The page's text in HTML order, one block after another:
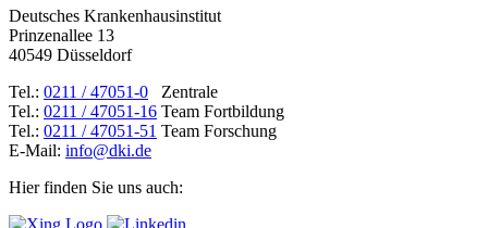
Deutsches Krankenhausinstitut
Prinzenallee 13
40549 Düsseldorf
Tel.: 0211 / 47051-0 Zentrale
Tel.: 0211 / 47051-16 Team Fortbildung
Tel.: 0211 / 47051-51 Team Forschung
E-Mail: info@dki.de
Hier finden Sie uns auch: